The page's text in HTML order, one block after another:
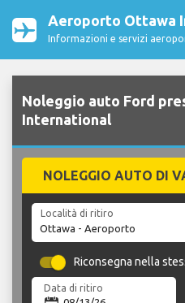
Aeroporto Ottawa
Informazioni e servizi
Noleggio auto Ford
International
NOLEGGIO AUTO DI
Località di ritiro
Riconsegna nella
Data di ritiro